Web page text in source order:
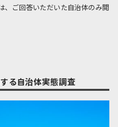
ご回答いただいた自治体のみ閲
る自治体実態調査